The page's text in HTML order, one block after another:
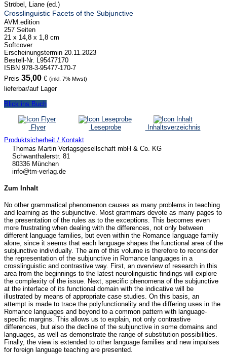
Ströbel, Liane (ed.)
Crosslinguistic Facets of the Subjunctive
AVM.edition
257 Seiten
21 x 14,8 x 1,8 cm
Softcover
Erscheinungstermin 20.11.2023
Bestell-Nr. L95477170
ISBN 978-3-95477-170-7
Preis 35,00 € (inkl. 7% Mwst)
lieferbar/auf Lager
Blick ins Buch
Flyer Leseprobe
Inhaltsverzeichnis
Produktsicherheit / Kontakt
Thomas Martin Verlagsgesellschaft mbH & Co. KG
Schwanthalerstr. 81
80336 München
info@tm-verlag.de
Zum Inhalt
No other grammatical phenomenon causes as many problems in teaching
and learning as the subjunctive. Most grammars devote as many pages to
the presentation of the rules as to the exceptions. This becomes even
more frustrating when dealing with the differences, not only between
different language families, but even within the Romance language family
alone, since it seems that each language shapes the functional area of the
subjunctive individually. The aim of this volume is therefore to reconsider
the representation of the subjunctive in Romance languages in a
crosslinguistic and contrastive way. First, an overview of research in this
area from the beginnings to the latest neurolinguistic findings will explore
the complexity of the issue. Next, specific phenomena of the subjunctive
at the interface of its functional domain with the indicative will be
illustrated by means of appropriate case studies. On this basis, an
attempt is made to trace the polyfunctionality and the differing uses in the
Romance languages and beyond to a common pattern with language-
specific margins. This allows us to explain, not only contrastive
differences, but also the decline of the subjunctive in some domains and
languages, as well as demonstrate the range of substitution possibilities.
Finally, the view is extended to other language families and new impulses
for foreign language teaching are presented.